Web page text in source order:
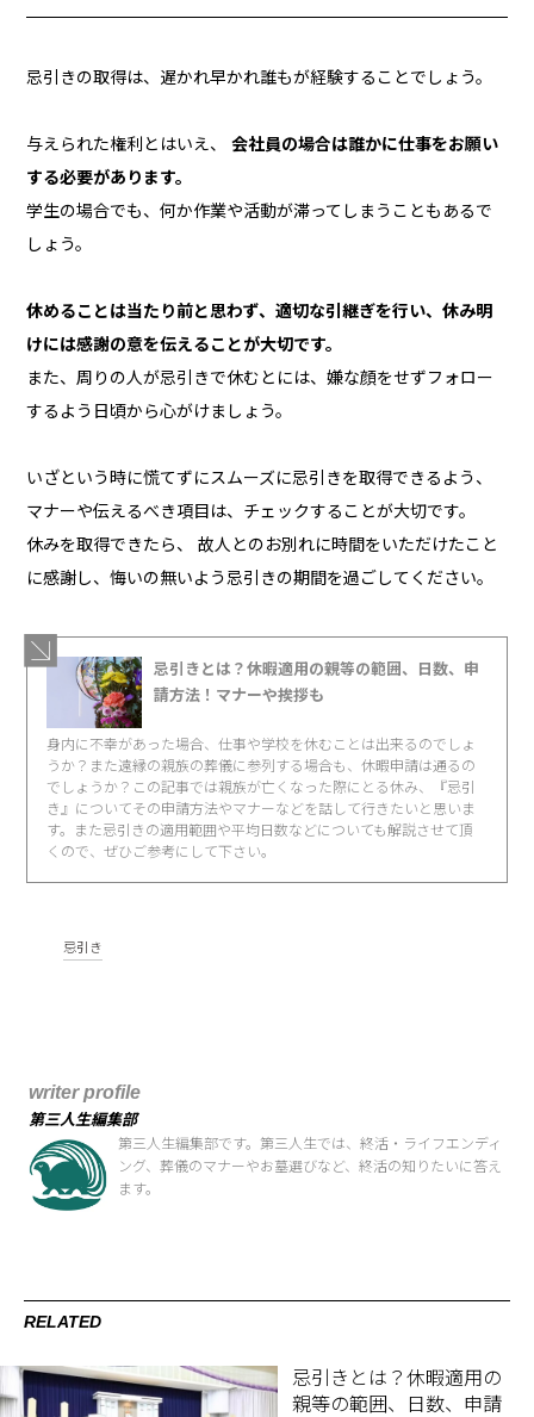
忌引きの取得は、遅かれ早かれ誰もが経験することでしょう。
与えられた権利とはいえ、
会社員の場合は誰かに仕事をお願い
する必要があります。
学生の場合でも、何か作業や活動が滞ってしまうこともあるで
しょう。
休めることは当たり前と思わず、適切な引継ぎを行い、休み明
けには感謝の意を伝えることが大切です。
また、周りの人が忌引きで休むとには、嫌な顔をせずフォロー
するよう日頃から心がけましょう。
いざという時に慌てずにスムーズに忌引きを取得できるよう、
マナーや伝えるべき項目は、チェックすることが大切です。
休みを取得できたら、 故人とのお別れに時間をいただけたこと
に感謝し、悔いの無いよう忌引きの期間を過ごしてください。
忌引きとは？休暇適用の親等の範囲、日数、申
請方法！マナーや挨拶も
身内に不幸があった場合、仕事や学校を休むことは出来るのでしょ
うか？また遠縁の親族の葬儀に参列する場合も、休暇申請は通るの
でしょうか？この記事では親族が亡くなった際にとる休み、『忌引
き』についてその申請方法やマナーなどを話して行きたいと思いま
す。また忌引きの適用範囲や平均日数などについても解説させて頂
くので、ぜひご参考にして下さい。
忌引き
writer profile
第三人生編集部
第三人生編集部です。第三人生では、終活・ライフエンディ
ング、葬儀のマナーやお墓選びなど、終活の知りたいに答え
ます。
RELATED
忌引きとは？休暇適用の
親等の範囲、日数、申請